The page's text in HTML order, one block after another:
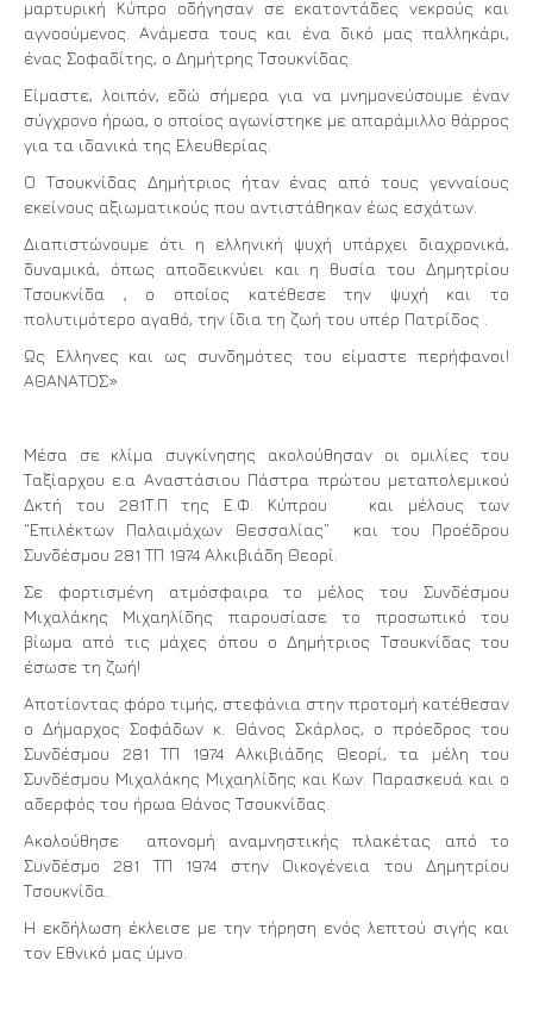
μαρτυρική Κύπρο οδήγησαν σε εκατοντάδες νεκρούς και
αγνοούμενος. Ανάμεσα τους και ένα δικό μας παλληκάρι,
ένας Σοφαδίτης, ο Δημήτρης Τσουκνίδας.
Είμαστε, λοιπόν, εδώ σήμερα για να μνημονεύσουμε έναν
σύγχρονο ήρωα, ο οποίος αγωνίστηκε με απαράμιλλο θάρρος
για τα ιδανικά της Ελευθερίας.
Ο Τσουκνίδας Δημήτριος ήταν ένας από τους γενναίους
εκείνους αξιωματικούς που αντιστάθηκαν έως εσχάτων.
Διαπιστώνουμε ότι η ελληνική ψυχή υπάρχει διαχρονικά,
δυναμικά, όπως αποδεικνύει και η θυσία του Δημητρίου
Τσουκνίδα , ο οποίος κατέθεσε την ψυχή και το
πολυτιμότερο αγαθό, την ίδια τη ζωή του υπέρ Πατρίδος .
Ως Ελληνες και ως συνδημότες του είμαστε περήφανοι!
ΑΘΑΝΑΤΟΣ»
Μέσα σε κλίμα συγκίνησης ακολούθησαν οι ομιλίες του
Ταξίαρχου ε.α Αναστάσιου Πάστρα πρώτου μεταπολεμικού
Δκτή του 281Τ.Π της Ε.Φ. Κύπρου και μέλους των
“Επιλέκτων Παλαιμάχων Θεσσαλίας” και του Προέδρου
Συνδέσμου 281 ΤΠ 1974 Αλκιβιάδη Θεορί.
Σε φορτισμένη ατμόσφαιρα το μέλος του Συνδέσμου
Μιχαλάκης Μιχαηλίδης παρουσίασε το προσωπικό του
βίωμα από τις μάχες όπου ο Δημήτριος Τσουκνίδας του
έσωσε τη ζωή!
Αποτίοντας φόρο τιμής, στεφάνια στην προτομή κατέθεσαν
ο Δήμαρχος Σοφάδων κ. Θάνος Σκάρλος, ο πρόεδρος του
Συνδέσμου 281 ΤΠ 1974 Αλκιβιάδης Θεορί, τα μέλη του
Συνδέσμου Μιχαλάκης Μιχαηλίδης και Κων. Παρασκευά και ο
αδερφός του ήρωα Θάνος Τσουκνίδας.
Ακολούθησε απονομή αναμνηστικής πλακέτας από το
Συνδέσμο 281 ΤΠ 1974 στην Οικογένεια του Δημητρίου
Τσουκνίδα.
Η εκδήλωση έκλεισε με την τήρηση ενός λεπτού σιγής και
τον Εθνικό μας ύμνο.